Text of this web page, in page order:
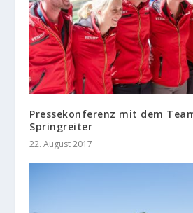
Pressekonferenz mit dem
Springreiter
22. August 2017